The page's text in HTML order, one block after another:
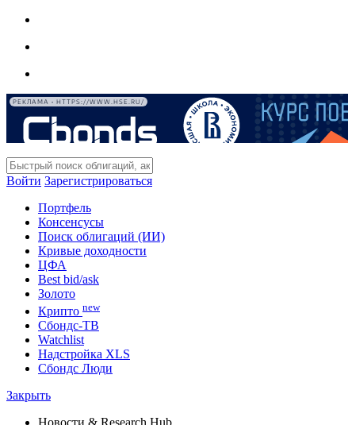
РЕКЛАМА • HTTPS://WWW.HSE.RU/
Войти Зарегистрироваться
Портфель
Консенсусы
Поиск облигаций (ИИ)
Кривые доходности
ЦФА
Best bid/ask
Золото
Крипто new
Сбондс-ТВ
Watchlist
Надстройка XLS
Сбондс Люди
Закрыть